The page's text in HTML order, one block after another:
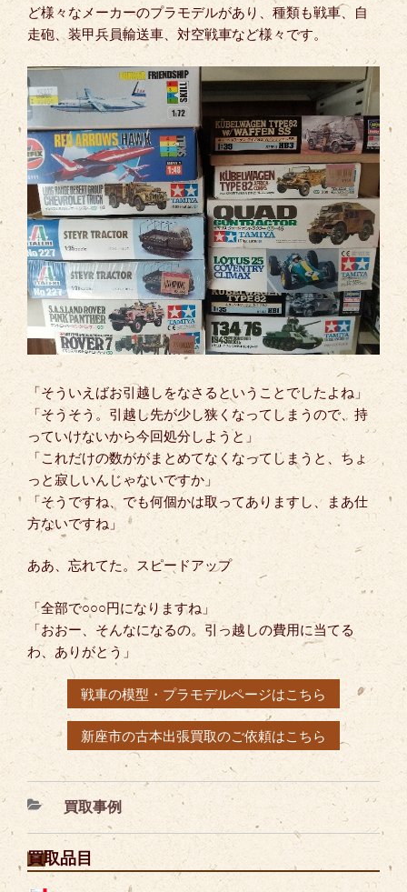
ど様々なメーカーのプラモデルがあり、種類も戦車、自
走砲、装甲兵員輸送車、対空戦車など様々です。
「そういえばお引越しをなさるということでしたよね」
「そうそう。引越し先が少し狭くなってしまうので、持
っていけないから今回処分しようと」
「これだけの数ががまとめてなくなってしまうと、ちょ
っと寂しいんじゃないですか」
「そうですね、でも何個かは取ってありますし、まあ仕
方ないですね」
ああ、忘れてた。スピードアップ
「全部で○○○円になりますね」
「おおー、そんなになるの。引っ越しの費用に当てる
わ、ありがとう」
戦車の模型・プラモデルページはこちら
新座市の古本出張買取のご依頼はこちら
カ
テ
ゴ
リ
買取事例
買取品目